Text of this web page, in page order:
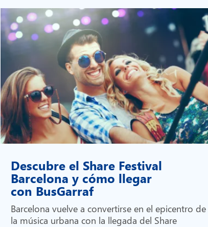
Descubre el Share Festival
Barcelona y cómo llegar
con BusGarraf
Barcelona vuelve a convertirse en el epicentro de
la música urbana con la llegada del Share